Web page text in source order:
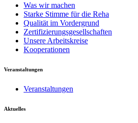
Was wir machen
Starke Stimme für die Reha
Qualität im Vordergrund
Zertifizierungsgesellschaften
Unsere Arbeitskreise
Kooperationen
Veranstaltungen
Veranstaltungen
Aktuelles